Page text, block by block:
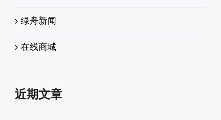
绿舟新闻
在线商城
近期文章